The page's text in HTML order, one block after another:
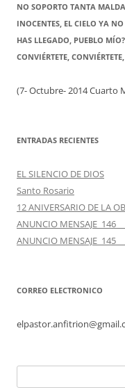
NO SOPORTO TANTA
INOCENTES, EL CIELO YA
HAS LLEGADO, PUEBLO
CONVIÉRTETE,
(7- Octubre- 2014 Cuarto
ENTRADAS RECIENTES
EL SILENCIO DE DIOS
Santo Rosario
12 ANIVERSARIO DE LA
ANUNCIO MENSAJE 146
ANUNCIO MENSAJE 145
CORREO ELECTRONICO